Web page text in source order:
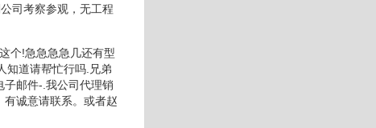
司考察参观，无工程
个!急急急急几还有型
知道请帮忙行吗.兄弟
邮件-.我公司代理销
诚意请联系。或者赵